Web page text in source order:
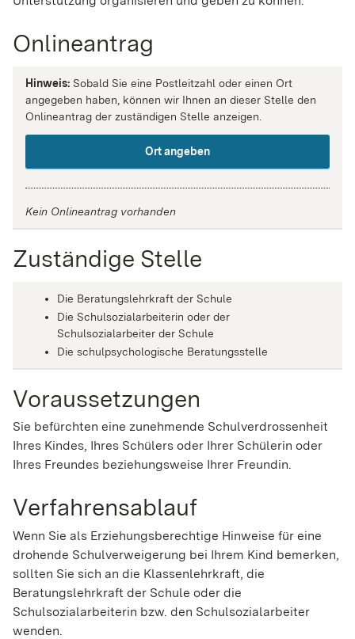
Onlineantrag
Hinweis: Sobald Sie eine Postleitzahl oder einen Ort
angegeben haben, können wir Ihnen an dieser Stelle den
Onlineantrag der zuständigen Stelle anzeigen.
Ort angeben
Kein Onlineantrag vorhanden
Zuständige Stelle
Die Beratungslehrkraft der Schule
Die Schulsozialarbeiterin oder der
Schulsozialarbeiter der Schule
Die schulpsychologische Beratungsstelle
Voraussetzungen
Sie befürchten eine zunehmende Schulverdrossenheit
Ihres Kindes, Ihres Schülers oder Ihrer Schülerin oder
Ihres Freundes beziehungsweise Ihrer Freundin.
Verfahrensablauf
Wenn Sie als Erziehungsberechtige Hinweise für eine
drohende Schulverweigerung bei Ihrem Kind bemerken,
sollten Sie sich an die Klassenlehrkraft, die
Beratungslehrkraft der Schule oder die
Schulsozialarbeiterin bzw. den Schulsozialarbeiter
wenden.